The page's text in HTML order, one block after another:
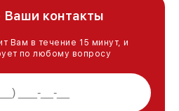
Ваши контакты
Вам в течение 15 минут, и
по любому вопросу